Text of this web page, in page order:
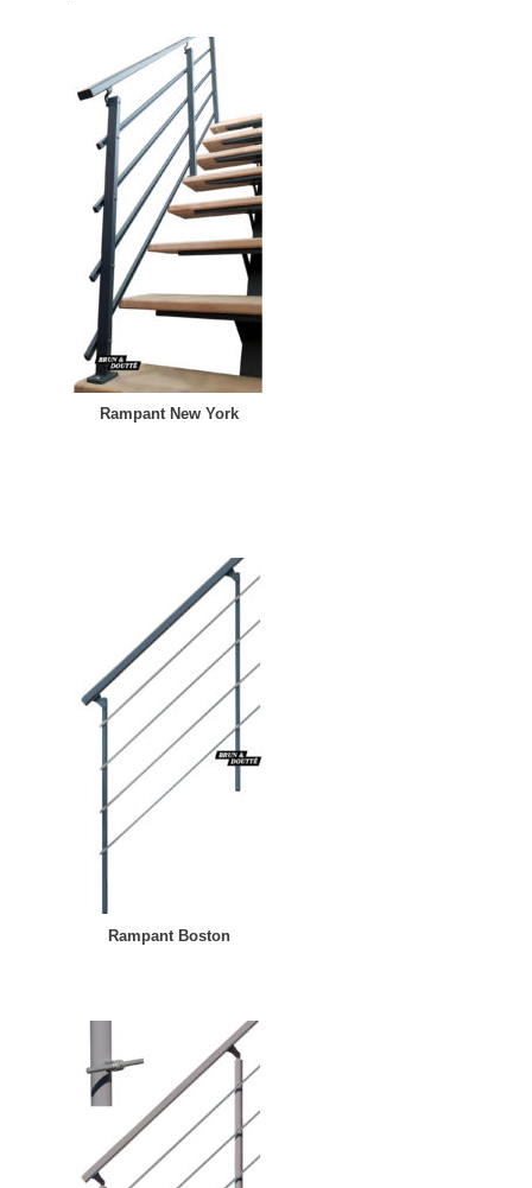
Rampant New York
Rampant Boston